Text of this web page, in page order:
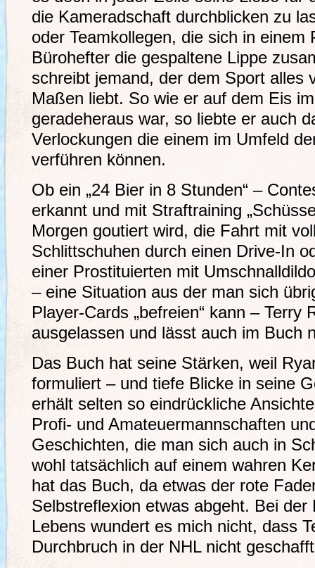
die Kameradschaft durchblicken zu
oder Teamkollegen, die sich in einem
Bürohefter die gespaltene Lippe
schreibt jemand, der dem Sport alles
Maßen liebt. So wie er auf dem Eis
geradeheraus war, so liebte er auch
Verlockungen die einem im Umfeld
verführen können.
Ob ein „24 Bier in 8 Stunden“ –
erkannt und mit Straftraining
Morgen goutiert wird, die Fahrt mit
Schlittschuhen durch einen Drive-In
einer Prostituierten mit
– eine Situation aus der man sich
Player-Cards „befreien“ kann – Terry
ausgelassen und lässt auch im Buch
Das Buch hat seine Stärken, weil
formuliert – und tiefe Blicke in seine
erhält selten so eindrückliche
Profi- und Amateuermannschaften
Geschichten, die man sich auch in
wohl tatsächlich auf einem wahren
hat das Buch, da etwas der rote
Selbstreflexion etwas abgeht. Bei der
Lebens wundert es mich nicht, dass
Durchbruch in der NHL nicht